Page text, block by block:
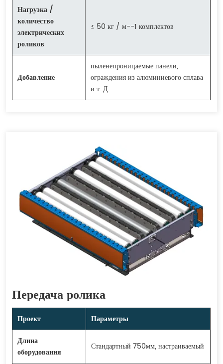
Нагрузка /
количество
электрических
роликов
≤ 50 кг / м--1 комплектов
Добавление
пыленепроницаемые панели,
ограждения из алюминиевого сплава
и т. Д.
Передача ролика
Проект
Параметры
Длина
оборудования
Стандартный 750мм, настраиваемый